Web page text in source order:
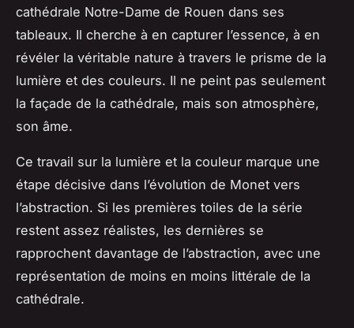
cathédrale Notre-Dame de Rouen dans ses
tableaux. Il cherche à en capturer l’essence, à en
révéler la véritable nature à travers le prisme de la
lumière et des couleurs. Il ne peint pas seulement
la façade de la cathédrale, mais son atmosphère,
son âme.
Ce travail sur la lumière et la couleur marque une
étape décisive dans l’évolution de Monet vers
l’abstraction. Si les premières toiles de la série
restent assez réalistes, les dernières se
rapprochent davantage de l’abstraction, avec une
représentation de moins en moins littérale de la
cathédrale.